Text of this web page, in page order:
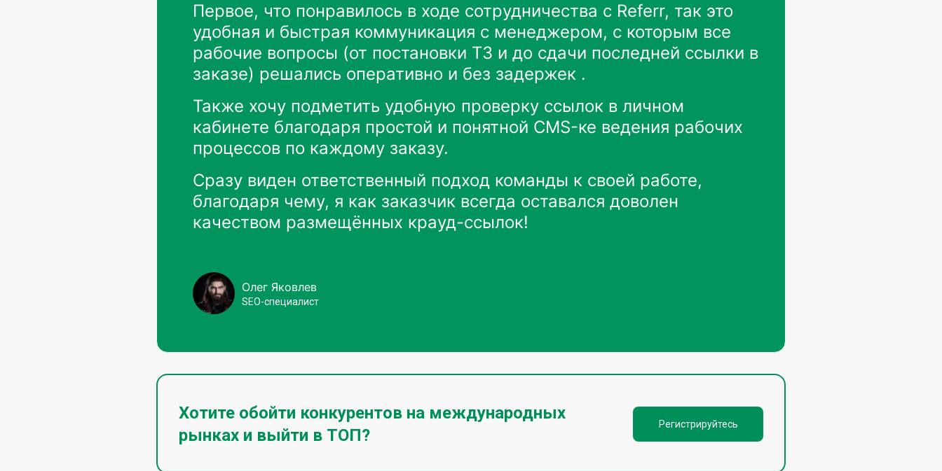
Первое, что понравилось в ходе сотрудничества с Referr, так это
удобная и быстрая коммуникация с менеджером, с которым все
рабочие вопросы (от постановки ТЗ и до сдачи последней ссылки в
заказе) решались оперативно и без задержек .
Также хочу подметить удобную проверку ссылок в личном
кабинете благодаря простой и понятной CMS-ке ведения рабочих
процессов по каждому заказу.
Сразу виден ответственный подход команды к своей работе,
благодаря чему, я как заказчик всегда оставался доволен
качеством размещённых крауд-ссылок!
Олег Яковлев
SEO-специалист
Хотите обойти конкурентов на международных
рынках и выйти в ТОП?
Регистрируйтесь